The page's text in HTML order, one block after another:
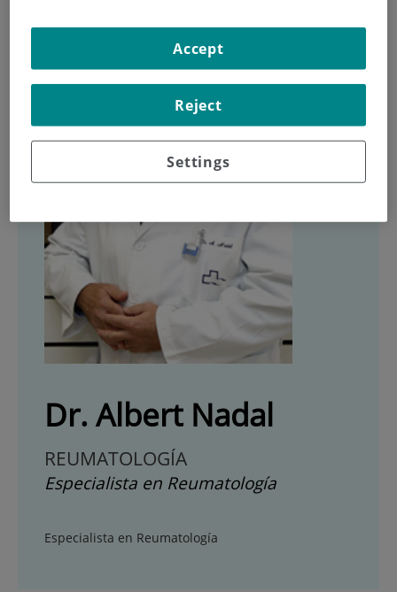
Dr. Albert Nadal
REUMATOLOGÍA
Especialista en Reumatología
Especialista en Reumatología
Settings
Reject
Accept